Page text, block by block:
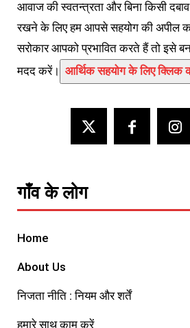
आवाज की स्वतन्त्रता और बिना किसी
रखने के लिए हम आपसे सहयोग की अपील
सरोकार आपको प्रभावित करते हैं तो इसे
मदद करें। आर्थिक सहयोग के लिए क्लिक
गाँव के लोग
Home
About Us
निजता नीति : नियम और शर्तें
हमारे साथ काम करें